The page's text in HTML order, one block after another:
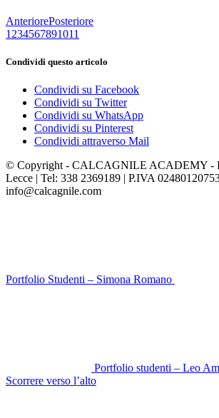
AnteriorePosteriore
1 234567891011
Condividi questo articolo
Condividi su Facebook
Condividi su Twitter
Condividi su WhatsApp
Condividi su Pinterest
Condividi attraverso Mail
© Copyright - CALCAGNILE ACADEMY -
Lecce | Tel: 338 2369189 | P.IVA
info@calcagnile.com
Portfolio Studenti – Simona Romano
Portfolio studenti – Leo
Scorrere verso l’alto